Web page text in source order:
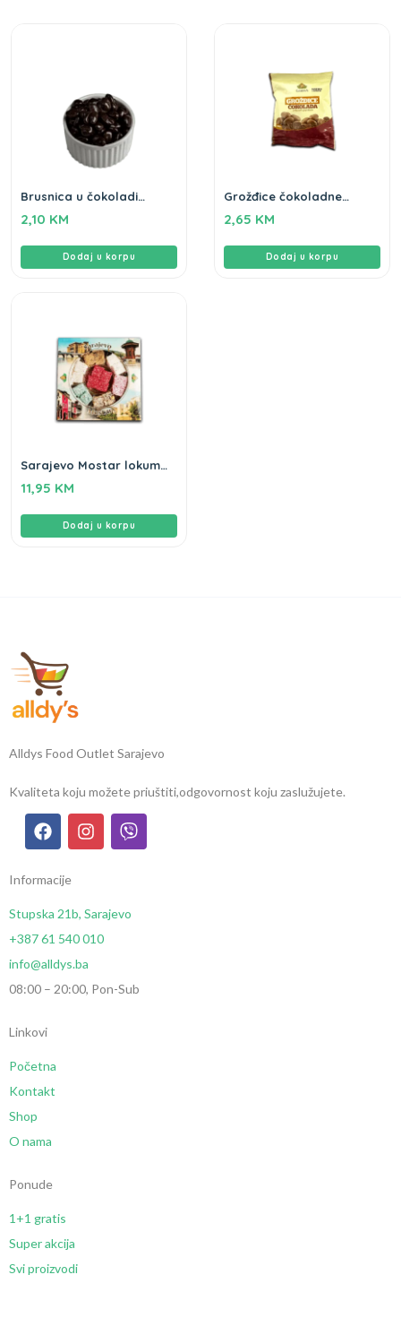
Brusnica u čokoladi
2,10 KM
Dodaj u korpu
Grožđice čokoladne
2,65 KM
Dodaj u korpu
Sarajevo Mostar lokum
11,95 KM
Dodaj u korpu
Alldys Food Outlet Sarajevo
Kvaliteta koju možete priuštiti,odgovornost koju zaslužujete.
Informacije
Stupska 21b, Sarajevo
+387 61 540 010
info@alldys.ba
08:00 – 20:00, Pon-Sub
Linkovi
Početna
Kontakt
Shop
O nama
Ponude
1+1 gratis
Super akcija
Svi proizvodi